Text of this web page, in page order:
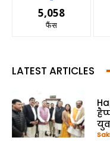
5,058
फैंस
LATEST ARTICLES